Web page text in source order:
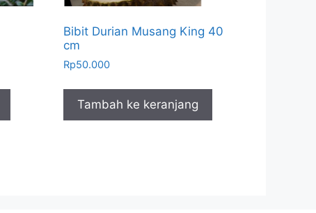
Bibit Durian Musang King 40
cm
Rp50.000
Tambah ke keranjang